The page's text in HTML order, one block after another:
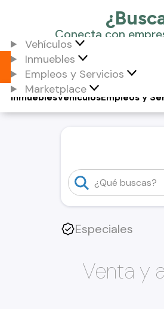
Vehículos
Inmuebles
Empleos y Servicios
Marketplace
Vehículos
Inmuebles Empleos y
Especiales
Venta y